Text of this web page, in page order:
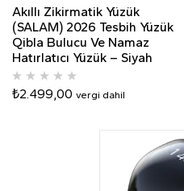
Akıllı Zikirmatik Yüzük
(SALAM) 2026 Tesbih Yüzük
Qibla Bulucu Ve Namaz
Hatırlatıcı Yüzük – Siyah
₺2.499,00 vergi dahil